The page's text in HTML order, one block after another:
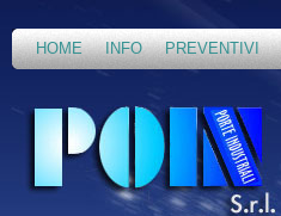
HOME INFO PREVENTIVI